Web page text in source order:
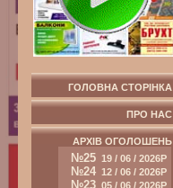
ГОЛОВНА СТОРІНКА
ПРО НАС
АРХІВ ОГОЛОШЕНЬ
№25 19 / 06 / 2026Р
№24 12 / 06 / 2026Р
№23 05 / 06 / 2026Р